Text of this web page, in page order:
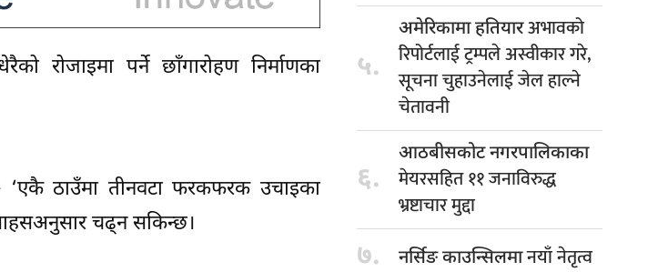
रोजाइमा पर्ने छाँगारोहण निर्माणका
‘एकै ठाउँमा तीनवटा फरकफरक उचाइका
चढ्न सकिन्छ।
५.
अमेरिकामा हतियारअभावको
रिपोर्टलाई ट्रम्पले अस्वीकार गरे,
सूचना चुहाउनेलाई जेल हाल्ने
चेतावनी
६.
आठबीसकोट नगरपालिकाका
मेयरसहित ११ जनाविरुद्ध
भ्रष्टाचार मुद्दा
७. नर्सिङ काउन्सिलमानयाँ नेतृत्व